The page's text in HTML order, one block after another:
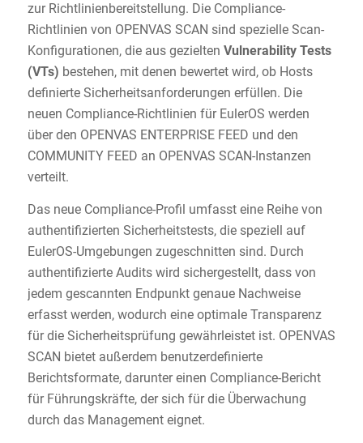
zur Richtlinienbereitstellung. Die Compliance-
Richtlinien von OPENVAS SCAN sind spezielle Scan-
Konfigurationen, die aus gezielten Vulnerability Tests
(VTs) bestehen, mit denen bewertet wird, ob Hosts
definierte Sicherheitsanforderungen erfüllen. Die
neuen Compliance-Richtlinien für EulerOS werden
über den OPENVAS ENTERPRISE FEED und den
COMMUNITY FEED an OPENVAS SCAN-Instanzen
verteilt.
Das neue Compliance-Profil umfasst eine Reihe von
authentifizierten Sicherheitstests, die speziell auf
EulerOS-Umgebungen zugeschnitten sind. Durch
authentifizierte Audits wird sichergestellt, dass von
jedem gescannten Endpunkt genaue Nachweise
erfasst werden, wodurch eine optimale Transparenz
für die Sicherheitsprüfung gewährleistet ist. OPENVAS
SCAN bietet außerdem benutzerdefinierte
Berichtsformate, darunter einen Compliance-Bericht
für Führungskräfte, der sich für die Überwachung
durch das Management eignet.